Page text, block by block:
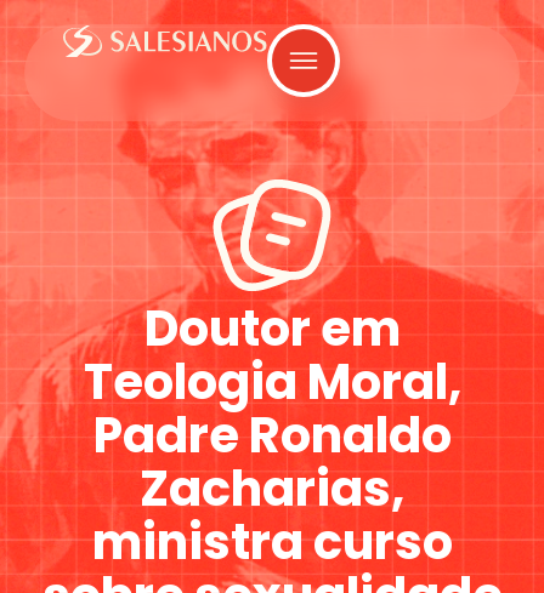
Doutor em
Teologia Moral,
Padre Ronaldo
Zacharias,
ministra curso